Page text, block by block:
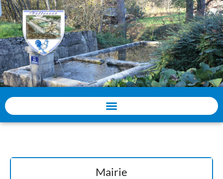
Mairie
Panneau de gestion des cookies